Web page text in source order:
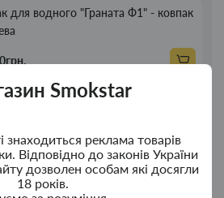
Smokstar
реклама товарів
Відповідно до законів України
дозволен особам які досягли
18 років.
для водного "Граната Ф1" - ковпак